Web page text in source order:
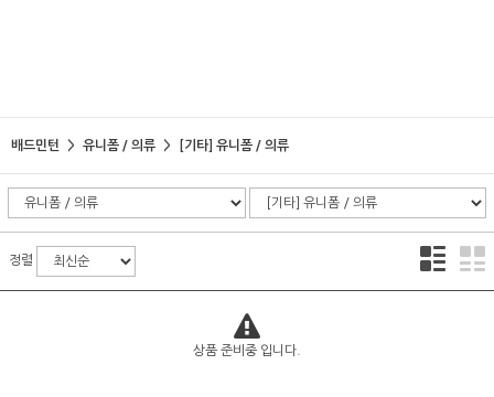
배드민턴 유니폼 / 의류 [기타] 유니폼 / 의류
정렬
상품 준비중 입니다.